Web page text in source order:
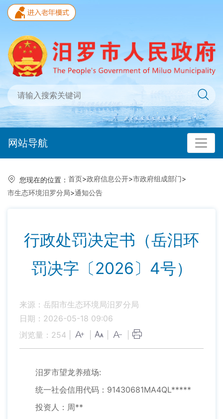
网站导航
您现在的位置： 首页>政府信息公开>市政府组成部门>
市生态环境汨罗分局>通知公告
行政处罚决定书（岳汨环
罚决字〔2026〕4号）
来源：岳阳市生态环境局汨罗分局
日期：2026-05-18 09:06
浏览量： 254
汨罗市望龙养殖场:
统一社会信用代码：91430681MA4QL*****
投资人：周**